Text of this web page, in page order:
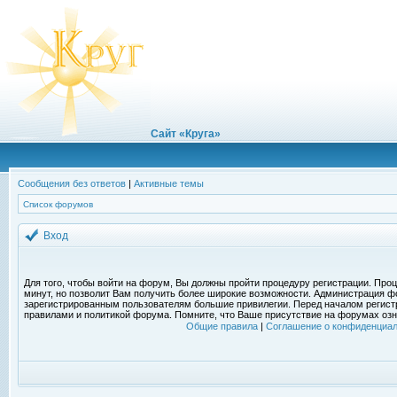
Сайт «Круга»
Сообщения без ответов | Активные темы
Список форумов
Вход
Для того, чтобы войти на форум, Вы должны пройти процедуру регистрации.
минут, но позволит Вам получить более широкие возможности. Администрация
зарегистрированным пользователям большие привилегии. Перед началом
правилами и политикой форума. Помните, что Ваше присутствие на форумах
Общие правила| Соглашение о